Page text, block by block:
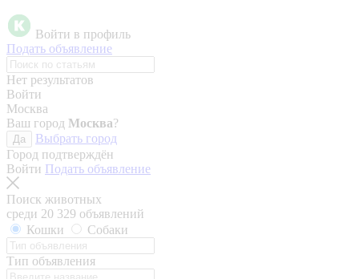
Войти в профиль
Подать объявление
Нет результатов
Войти
Москва
Ваш город Москва?
Да
Выбрать город
Город подтверждён
Войти Подать объявление
Поиск животных
среди 20 329 объявлений
Кошки
Собаки
Тип объявления